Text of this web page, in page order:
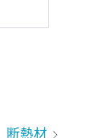
断熱材